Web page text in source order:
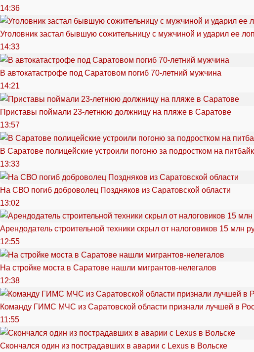
14:36
Уголовник застал бывшую сожительницу с мужчиной и ударил ее
14:33
В автокатастрофе под Саратовом погиб 70-летний мужчина
14:21
Приставы поймали 23-летнюю должницу на пляже в Саратове
13:57
В Саратове полицейские устроили погоню за подростком на
13:33
На СВО погиб доброволец Поздняков из Саратовской области
13:02
Арендодатель строительной техники скрыл от налоговиков 15 млн
12:55
На стройке моста в Саратове нашли мигрантов-нелегалов
12:38
Команду ГИМС МЧС из Саратовской области признали лучшей в
11:55
Скончался один из пострадавших в аварии c Lexus в Вольске